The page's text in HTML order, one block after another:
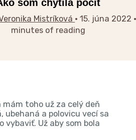
som chytila pocit
Mistríková •15. júna 2022
minutes of reading
toho už za celý deň
ubehaná a polovicu vecí sa
vybaviť. Už aby som bola